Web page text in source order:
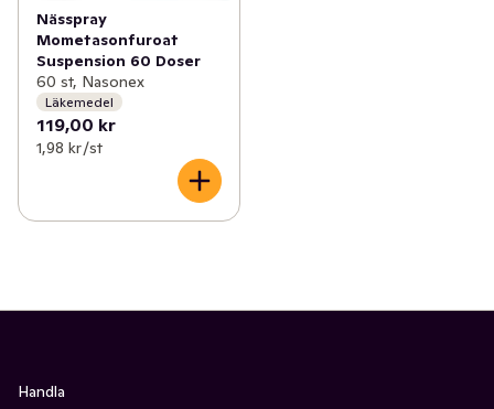
Nässpray
Mometasonfuroat
Suspension 60 Doser
60 st, Nasonex
Läkemedel
119,00 kr
1,98 kr /st
Handla